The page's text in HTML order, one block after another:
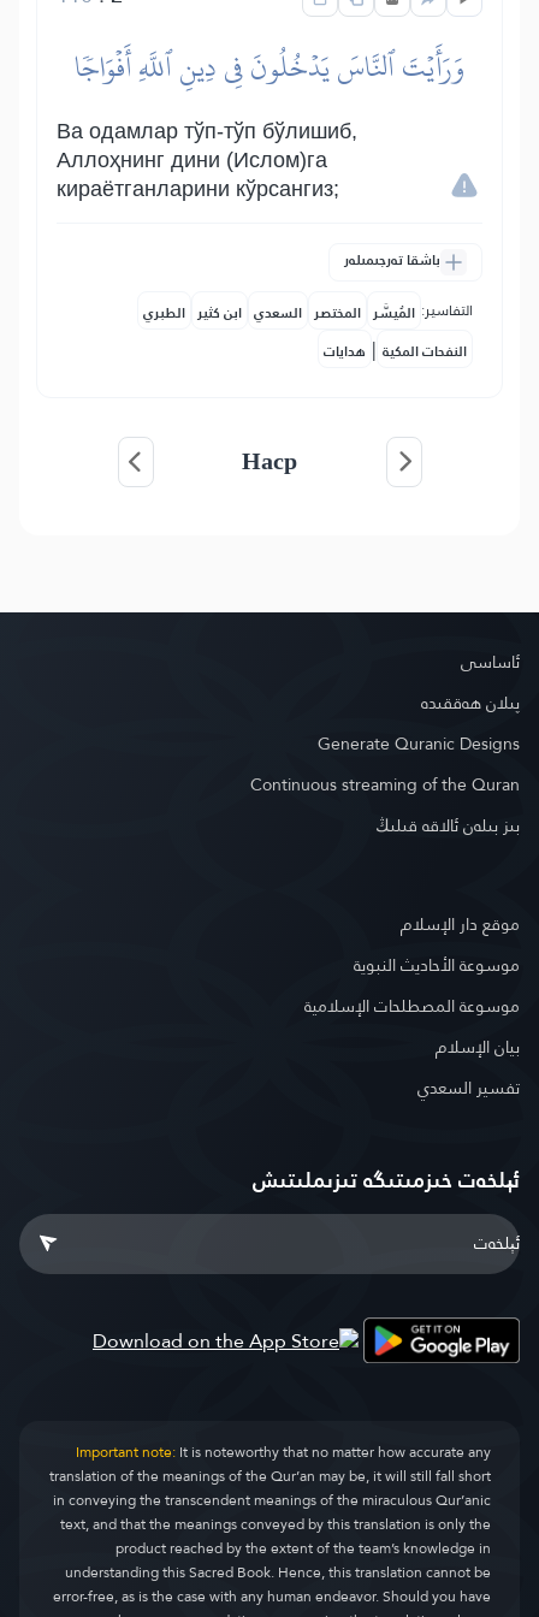
وَرَأَيۡتَ ٱلنَّاسَ يَدۡخُلُونَ فِي دِينِ ٱللَّهِ أَفۡوَاجٗا
Ва одамлар тўп-тўп бўлишиб,
Аллоҳнинг дини (Ислом)га
кираётганларини кўрсангиз;
باشقا تەرجىمىلەر
التفاسير: المُيسَّر المختصر السعدي ابن كثير الطبري
النفحات المكية | هدايات
Наср
ئاساسى
پىلان ھەققىدە
Generate Quranic Designs
Continuous streaming of the Quran
بىز بىلەن ئالاقە قىلىڭ
موقع دار الإسلام
موسوعة الأحاديث النبوية
موسوعة المصطلحات الإسلامية
بيان الإسلام
تفسير السعدي
ئېلخەت خىزمىتىگە تىزىملىتىش
Important note:It is noteworthy that no matter how accurate any
translation of the meanings of the Qur’an may be, it will still fall short
in conveying the transcendent meanings of the miraculous Qur’anic
text, and that the meanings conveyed by this translation is only the
product reached by the extent of the team’s knowledge in
understanding this Sacred Book. Hence, this translation cannot be
error-free, as is the case with any human endeavor. Should you have